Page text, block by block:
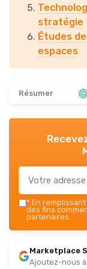
stratégie
Études
espaces
Résumer
* En
des fins
partenaires.
Marketplace
Ajoutez-nous